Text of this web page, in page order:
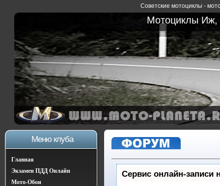
Советские мотоциклы -
Мотоциклы Иж,
Меню клуба
Главная
Экзамен ПДД Онлайн
Мото-Обои
Сервис онлайн-записи